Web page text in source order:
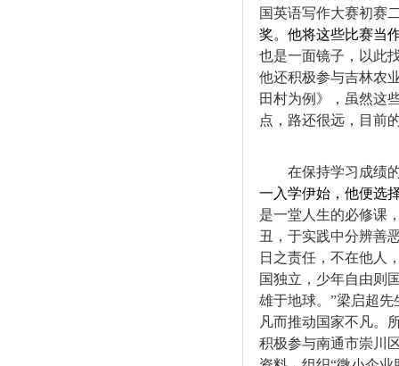
国英语写作大赛初赛
奖。他将这些比赛当
也是一面镜子，以此
他还积极参与吉林农
田村为例》，虽然这
点，路还很远，目前
在保持学习成绩
一入学伊始，他便选
是一堂人生的必修课
丑，于实践中分辨善
日之责任，不在他人
国独立，少年自由则
雄于地球。 ”梁启超先
凡而推动国家不凡。
积极参与南通市崇川